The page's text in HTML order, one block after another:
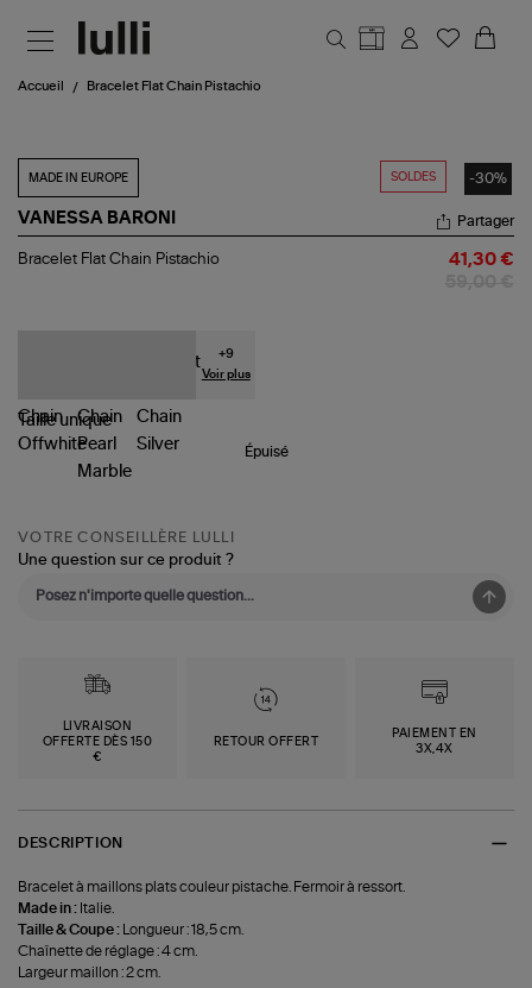
Accueil Bracelet Flat Chain Pistachio
SOLDES -30%
MADE IN EUROPE
VANESSA BARONI
Bracelet
Partager
Bracelet Flat Chain Pistachio 41,30 €
+9
Voir plus
Tailleunique
Épuisé
VOTRE CONSEILLÈRE LULLI
Une question sur ce produit ?
LIVRAISON
OFFERTE DÈS 150
€
RETOUR OFFERT
PAIEMENT EN
3X,4X
DESCRIPTION
Bracelet à maillons plats couleur pistache. Fermoir à ressort.
Made in : Italie.
Taille & Coupe :
Longueur : 18,5 cm.
Chaînette de réglage : 4 cm.
Largeur maillon : 2 cm.